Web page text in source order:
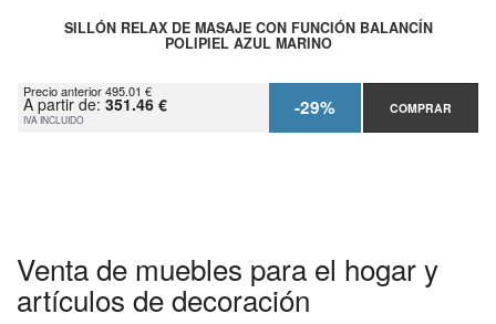
SILLÓN RELAX DE MASAJE CON FUNCIÓN BALANCÍN
POLIPIEL AZUL MARINO
Precio anterior 495.01 €
A partir de: 351.46 €
IVA INCLUIDO -29% COMPRAR
Venta de muebles para el hogar y
artículos de decoración